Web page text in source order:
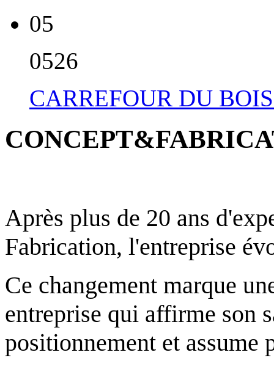
05
0526
CARREFOUR DU
Après plus de 20 ans
Fabrication, l'entreprise
Ce changement marque
entreprise qui affirme son
positionnement et assume